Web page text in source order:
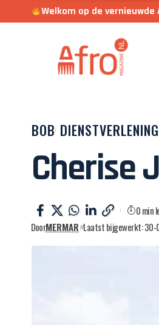
Welkom op de vernieuwde
BOB DIENSTVERLENING
Cherise
DoorMERMAR Laatst bijgewerkt: 30-
0 min